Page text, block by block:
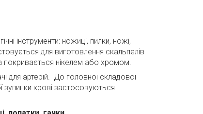
інструменти: ножиці, пилки, ножі,
для виготовлення скальпелів
покривається нікелем або хромом.
для артерій. До головної складової
крові застосовуються